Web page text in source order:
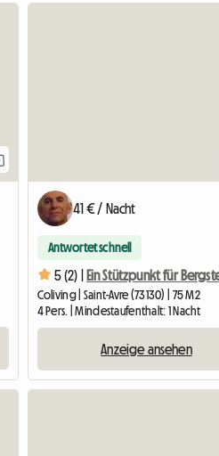
41 € / Nacht
Antwortet schnell
5 (2) |
Coliving | Saint-Avre (73130) | 75 M2
4 Pers. | Mindestaufenthalt: 1 Nacht
Anzeige ansehen